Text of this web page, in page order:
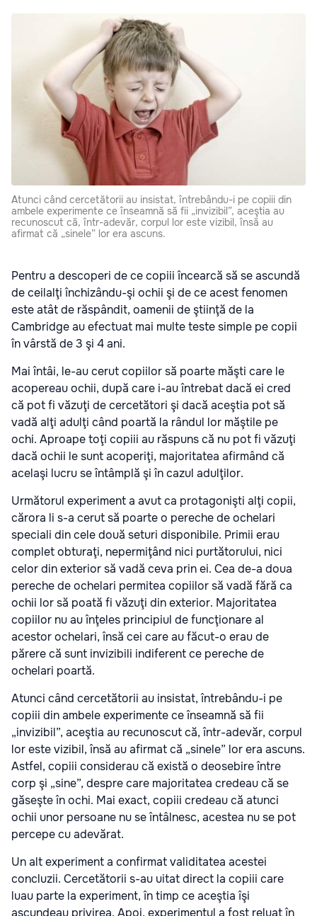
Atunci când cercetătorii au insistat, întrebându-i pe copiii din
ambele experimente ce înseamnă să fii „invizibil”, aceştia au
recunoscut că, într-adevăr, corpul lor este vizibil, însă au
afirmat că „sinele” lor era ascuns.
Pentru a descoperi de ce copiii încearcă să se ascundă
de ceilalţi închizându-şi ochii şi de ce acest fenomen
este atât de răspândit, oamenii de ştiinţă de la
Cambridge au efectuat mai multe teste simple pe copii
în vârstă de 3 şi 4 ani.
Mai întâi, le-au cerut copiilor să poarte măşti care le
acopereau ochii, după care i-au întrebat dacă ei cred
că pot fi văzuţi de cercetători şi dacă aceştia pot să
vadă alţi adulţi când poartă la rândul lor măştile pe
ochi. Aproape toţi copiii au răspuns că nu pot fi văzuţi
dacă ochii le sunt acoperiţi, majoritatea afirmând că
acelaşi lucru se întâmplă şi în cazul adulţilor.
Următorul experiment a avut ca protagonişti alţi copii,
cărora li s-a cerut să poarte o pereche de ochelari
speciali din cele două seturi disponibile. Primii erau
complet obturaţi, nepermiţând nici purtătorului, nici
celor din exterior să vadă ceva prin ei. Cea de-a doua
pereche de ochelari permitea copiilor să vadă fără ca
ochii lor să poată fi văzuţi din exterior. Majoritatea
copiilor nu au înţeles principiul de funcţionare al
acestor ochelari, însă cei care au făcut-o erau de
părere că sunt invizibili indiferent ce pereche de
ochelari poartă.
Atunci când cercetătorii au insistat, întrebându-i pe
copiii din ambele experimente ce înseamnă să fii
„invizibil”, aceştia au recunoscut că, într-adevăr, corpul
lor este vizibil, însă au afirmat că „sinele” lor era ascuns.
Astfel, copiii considerau că există o deosebire între
corp şi „sine”, despre care majoritatea credeau că se
găseşte în ochi. Mai exact, copiii credeau că atunci
ochii unor persoane nu se întâlnesc, acestea nu se pot
percepe cu adevărat.
Un alt experiment a confirmat validitatea acestei
concluzii. Cercetătorii s-au uitat direct la copiii care
luau parte la experiment, în timp ce aceştia îşi